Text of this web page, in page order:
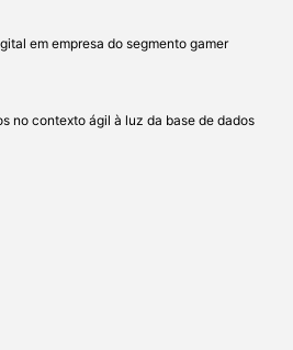
em empresa do segmento gamer
no contexto ágil à luz da base de dados